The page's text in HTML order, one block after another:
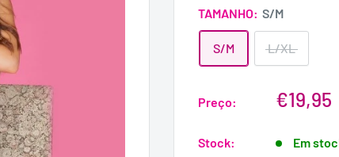
TAMANHO: S/M
S/M L/XL
Preço: €19,95
Stock: Em